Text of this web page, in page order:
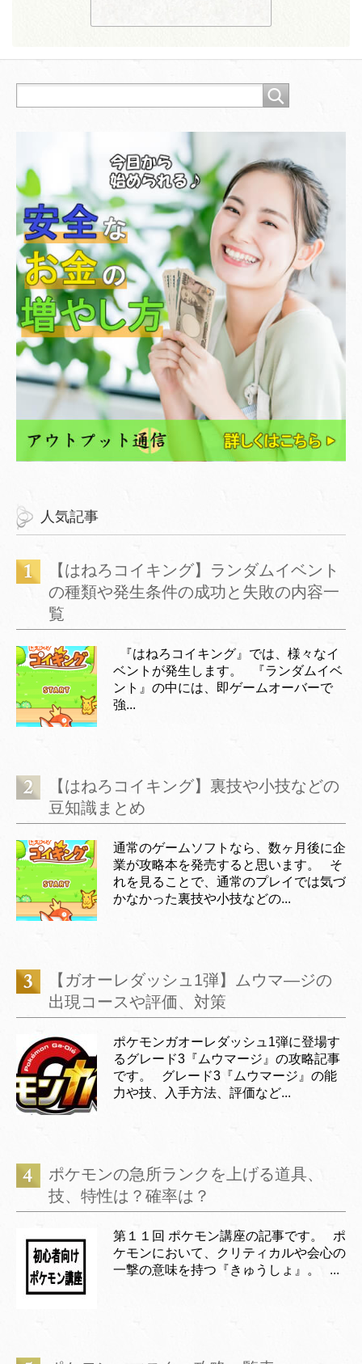
人気記事
【はねろコイキング】ランダムイベント
の種類や発生条件の成功と失敗の内容一
覧
『はねろコイキング』では、様々なイ
ベントが発生します。 『ランダムイベ
ント』の中には、即ゲームオーバーで
強...
【はねろコイキング】裏技や小技などの
豆知識まとめ
通常のゲームソフトなら、数ヶ月後に企
業が攻略本を発売すると思います。 そ
れを見ることで、通常のプレイでは気づ
かなかった裏技や小技などの...
【ガオーレダッシュ1弾】ムウマ―ジの
出現コースや評価、対策
ポケモンガオーレダッシュ1弾に登場す
るグレード3『ムウマージ』の攻略記事
です。 グレード3『ムウマージ』の能
力や技、入手方法、評価など...
ポケモンの急所ランクを上げる道具、
技、特性は？確率は？
第１１回 ポケモン講座の記事です。 ポ
ケモンにおいて、クリティカルや会心の
一撃の意味を持つ『きゅうしょ』。 ...